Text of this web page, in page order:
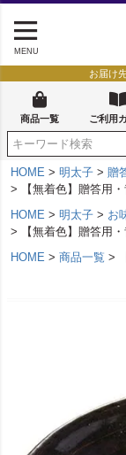
MENU
お届け
商品一覧 ご利用
HOME 明太子 贈
【無着色】贈答用
HOME
明太子 お
【無着色】贈答用
HOME
商品一覧